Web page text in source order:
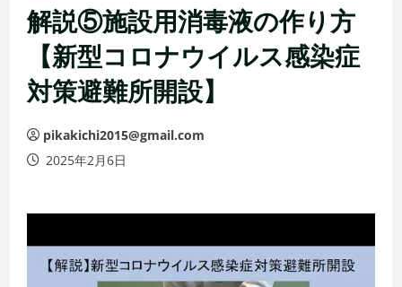
解説⑤施設用消毒液の作り方
【新型コロナウイルス感染症
対策避難所開設】
pikakichi2015@gmail.com
2025年2月6日